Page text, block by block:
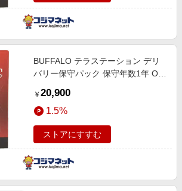
BUFFALO テラステーション デリ
バリー保守パック 保守年数1年 OP-
￥ 20,900
1.5%
ストアにすすむ